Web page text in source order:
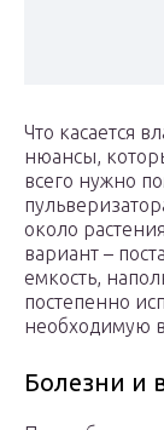
Что касается
нюансы,
всего нужно
около
вариант –
емкость,
постепенно
необходимую
Болезни и